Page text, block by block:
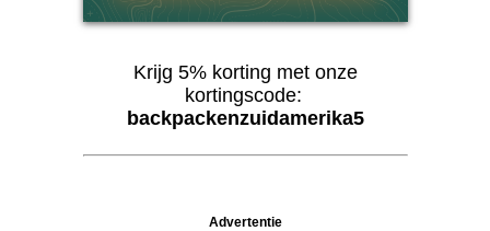
Krijg 5% korting met onze
kortingscode:
backpackenzuidamerika5
Advertentie